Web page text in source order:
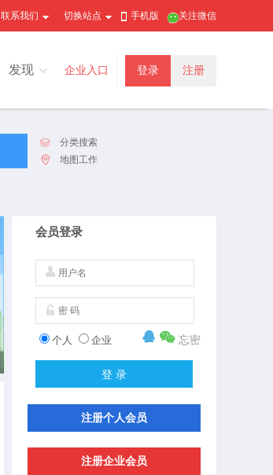
关注微信
手机版
切换站点
联系我们
发现 企业入口 登录 注册
分类搜索
地图工作
会员登录
个人 企业 忘密
注册个人会员
注册企业会员